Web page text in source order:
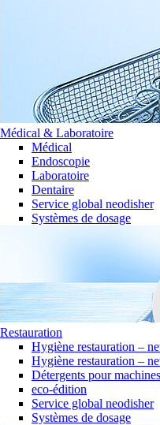
Médical & Laboratoire
Médical
Endoscopie
Laboratoire
Dentaire
Service global neodisher
Systèmes de dosage
Restauration
Hygiène restauration –
Hygiène restauration –
Détergents pour
eco-édition
Service global neodisher
Systèmes de dosage